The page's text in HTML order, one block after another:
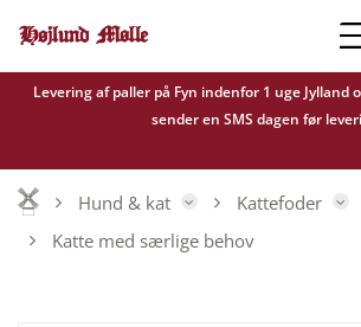
Levering af paller på Fyn indenfor 1 uge Jylland
sender en SMS dagen før
Hund & kat
Kattefoder
Katte med særlige behov